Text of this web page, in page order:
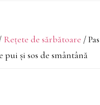
Rețete de sărbătoare /
pui și sos de smântână